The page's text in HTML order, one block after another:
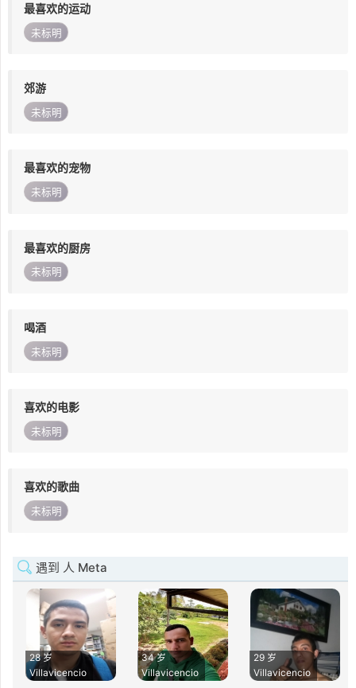
最喜欢的运动
未标明
郊游
未标明
最喜欢的宠物
未标明
最喜欢的厨房
未标明
喝酒
未标明
喜欢的电影
未标明
喜欢的歌曲
未标明
遇到 人 Meta
28 岁
Villavicencio
34 岁
Villavicencio
29 岁
Villavicencio